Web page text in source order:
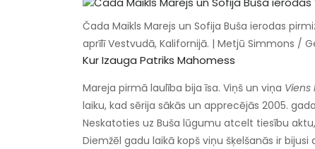
Čada Maikls Marejs un Sofija Buša ierodas
aprīlī Vestvudā, Kalifornijā. | Metjū Simmons /
Kur Izauga Patriks Mahomess
Mareja pirmā laulība bija īsa. Viņš un viņa Viens
laiku, kad sērija sākās un apprecējās 2005.
Neskatoties uz Buša lūgumu atcelt tiesību
Diemžēl gadu laikā kopš viņu šķelšanās ir